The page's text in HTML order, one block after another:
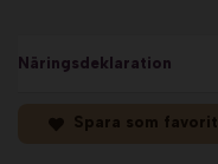
Näringsdeklaration
Spara som favorit